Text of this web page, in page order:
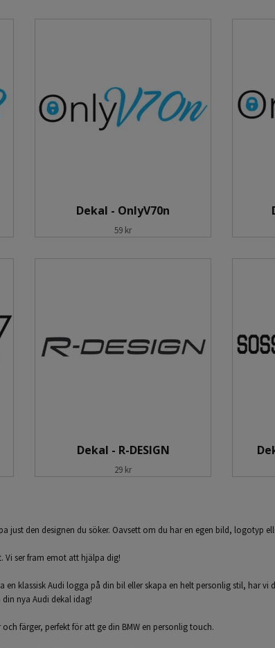
Dekal - OnlyV70n
59 kr
Dekal - R-DESIGN
29 kr
den designen du söker. Oavsett om du har en egen bild, logotyp
Vi ser fram emot att hjälpa dig!
klassisk Audi logga på din bil eller skapa en helt personlig stil, har vi
nya Audi dekal idag!
färger, perfekt för att ge din BMW en personlig touch.